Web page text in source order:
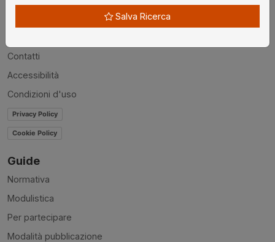
Contatti
Accessibilità
Condizioni d'uso
Privacy Policy
Cookie Policy
Guide
Normativa
Modulistica
Per partecipare
Modalità pubblicazione
Salva Ricerca